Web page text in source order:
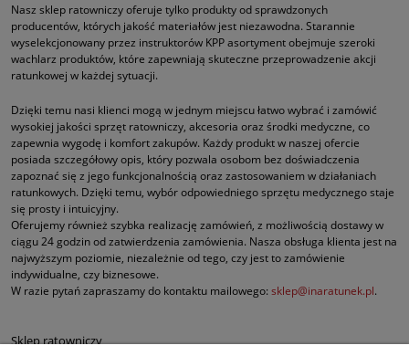
Nasz sklep ratowniczy oferuje tylko produkty od sprawdzonych
producentów, których jakość materiałów jest niezawodna. Starannie
wyselekcjonowany przez instruktorów KPP asortyment obejmuje szeroki
wachlarz produktów, które zapewniają skuteczne przeprowadzenie akcji
ratunkowej w każdej sytuacji.
Dzięki temu nasi klienci mogą w jednym miejscu łatwo wybrać i zamówić
wysokiej jakości sprzęt ratowniczy, akcesoria oraz środki medyczne, co
zapewnia wygodę i komfort zakupów. Każdy produkt w naszej ofercie
posiada szczegółowy opis, który pozwala osobom bez doświadczenia
zapoznać się z jego funkcjonalnością oraz zastosowaniem w działaniach
ratunkowych. Dzięki temu, wybór odpowiedniego sprzętu medycznego staje
się prosty i intuicyjny.
Oferujemy również szybka realizację zamówień, z możliwością dostawy w
ciągu 24 godzin od zatwierdzenia zamówienia. Nasza obsługa klienta jest na
najwyższym poziomie, niezależnie od tego, czy jest to zamówienie
indywidualne, czy biznesowe.
W razie pytań zapraszamy do kontaktu mailowego: sklep@inaratunek.pl.
Sklep ratowniczy